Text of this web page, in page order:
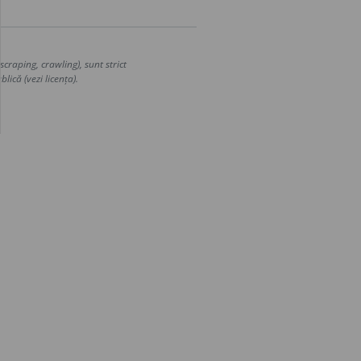
crawling), sunt strict
(vezi licența).